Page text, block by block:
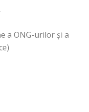
a ONG-urilor și a